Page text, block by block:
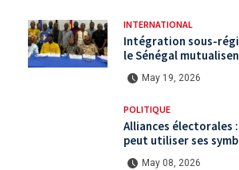
INTERNATIONAL
Intégration sous-
le Sénégal
Koundara via le
May 19, 2026
POLITIQUE
Alliances électorales
peut utiliser ses
avant le scrutin du 31
May 08, 2026